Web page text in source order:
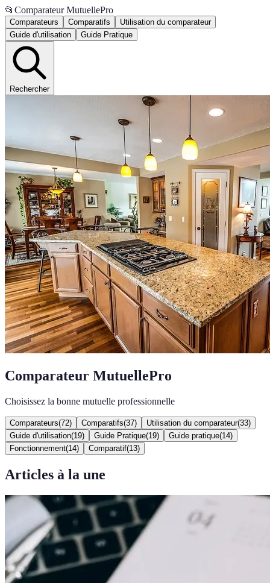
📂 Comparateur MutuellePro
Comparateurs Comparatifs
Utilisation du comparateur
Guide d'utilisation
Guide Pratique
Rechercher
Comparateur MutuellePro
Choisissez la bonne mutuelle professionnelle
Comparateurs(72) Comparatifs(37) Utilisation du comparateur(33)
Guide d'utilisation(19) Guide Pratique(19) Guide pratique(14)
Fonctionnement(14) Comparatif(13)
Articles à la une